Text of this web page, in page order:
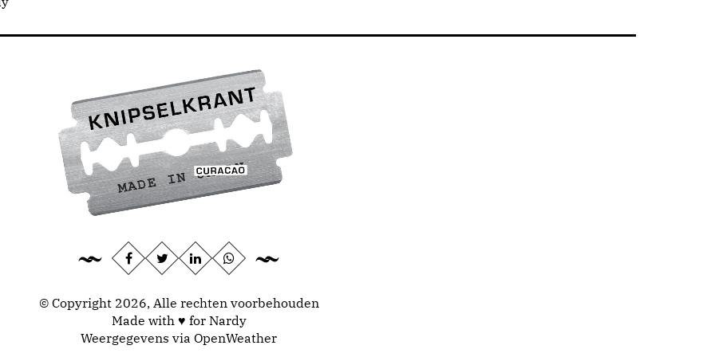
© Copyright 2026, Alle rechten voorbehouden
Made with ♥ for Nardy
Weergegevens via OpenWeather